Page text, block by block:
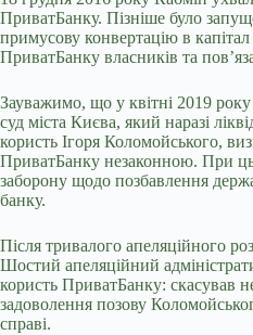
ПриватБанку. Пізніше було
примусову конвертацію в
ПриватБанку власників та
Зауважимо, що у квітні 2019
суд міста Києва, який наразі
користь Ігоря Коломойського,
ПриватБанку незаконною. При
заборону щодо позбавлення
банку.
Після тривалого апеляційного
Шостий апеляційний
користь ПриватБанку: скасував
задоволення позову
справі.